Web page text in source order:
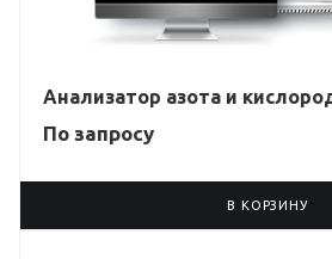
Анализатор азота и
По запросу
В КОРЗИНУ